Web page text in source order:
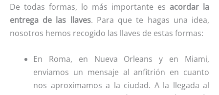
De todas formas, lo más importante es acordar la
entrega de las llaves. Para que te hagas una idea,
nosotros hemos recogido las llaves de estas formas:
En Roma, en Nueva Orleans y en Miami,
enviamos un mensaje al anfitrión en cuanto
nos aproximamos a la ciudad. A la llegada al